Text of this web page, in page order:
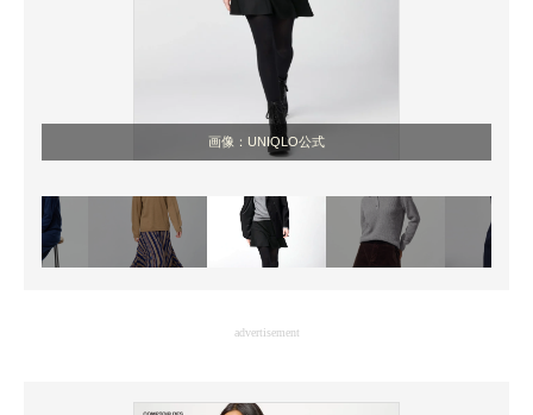
画像：UNIQLO公式
advertisement